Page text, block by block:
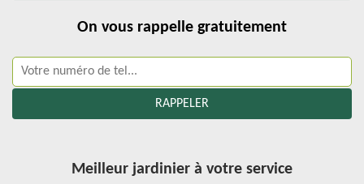
On vous rappelle gratuitement
Meilleur jardinier à votre service